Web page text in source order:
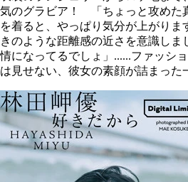
気のグラビア！ 「ちょっと攻めた
を着ると、やっぱり気分が上がりま
きのような距離感の近さを意識しま
情になってるでしょ」......ファッシ
は見せない、彼女の素顔が詰まった